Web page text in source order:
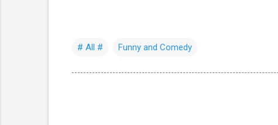
# All # Funny and Comedy